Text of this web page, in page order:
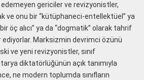
gericiler ve revizyonistler,
ve onu bir “kütüphaneci-entellektüel” ya
öç alıcı” ya da “dogmatik” olarak tahrif
ediyorlar. Marksizmin devrimci özünü
ve yeni revizyonistler, sınıf
diktatörlüğünün açık tanımıyla
ne modern toplumda sınıfların